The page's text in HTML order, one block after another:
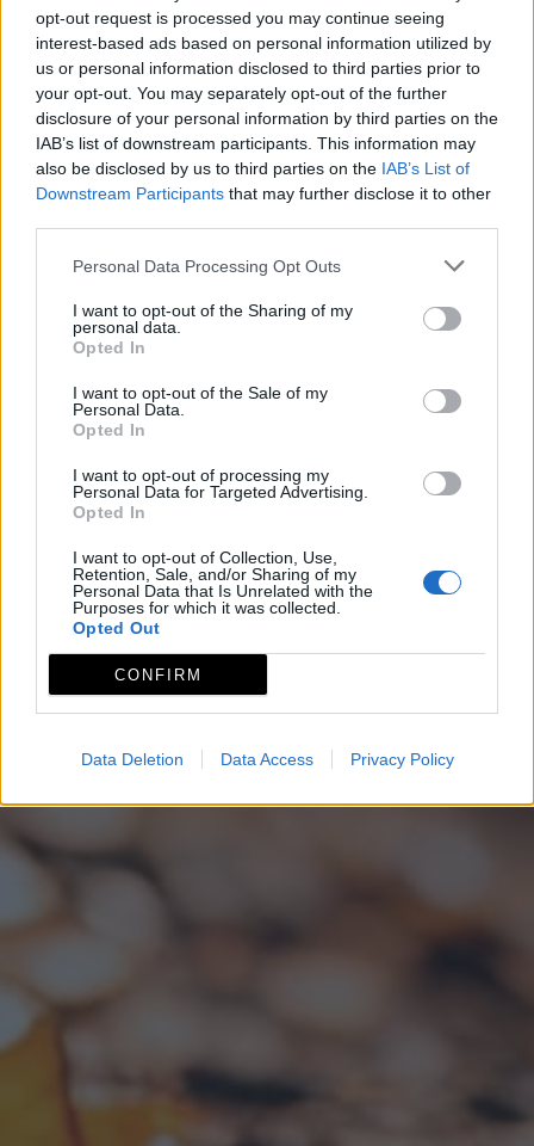
opt-out request is processed you may continue seeing
interest-based ads based on personal information utilized by
us or personal information disclosed to third parties prior to
your opt-out. You may separately opt-out of the further
disclosure of your personal information by third parties on the
IAB’s list of downstream participants. This information may
also be disclosed by us to third parties on the IAB’s List of
Downstream Participants that may further disclose it to other
Personal Data Processing Opt Outs
I want to opt-out of the Sharing of my
personal data.
Opted In
I want to opt-out of the Sale of my
Personal Data.
Opted In
I want to opt-out of processing my
Personal Data for Targeted Advertising.
Opted In
I want to opt-out of Collection, Use,
Retention, Sale, and/or Sharing of my
Personal Data that Is Unrelated with the
Purposes for which it was collected.
Opted Out
CONFIRM
Data Deletion Data Access Privacy Policy